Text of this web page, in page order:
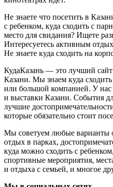
Не знаете что посетить в
с ребенком, куда сходить с
место для свидания? Ищете
Интересуетесь активным
Не знаете куда сходить на
КудаКазань — это лучший
Казани. Мы знаем куда
или большой компанией. У нас
и выставки Казани. События
лучшие
которые обязательно стоит
Мы советуем любые варианты
отдых в парках,
куда можно сходить с
спортивные мероприятия,
и отдыха с семьей, и многое